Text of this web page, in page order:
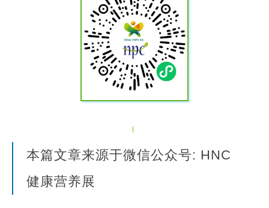
本篇文章来源于微信公众号: HNC
健康营养展